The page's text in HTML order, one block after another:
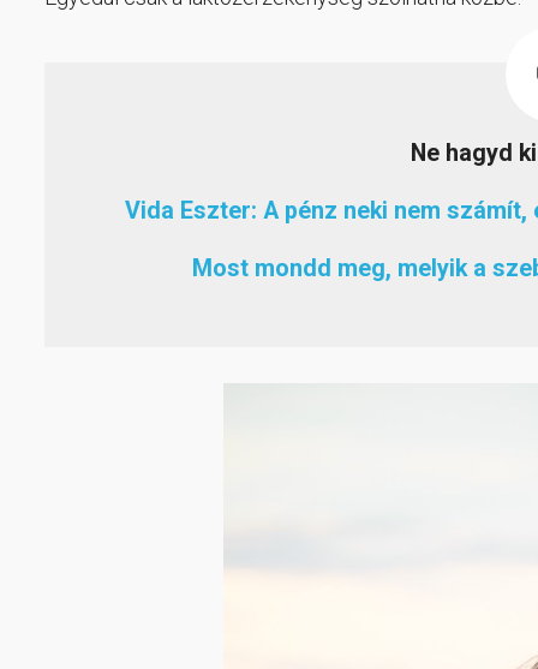
Ne hagyd
Vida Eszter: A pénz neki nem
Most mondd meg, melyik a